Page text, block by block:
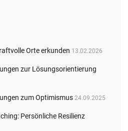
Orte erkunden 13.02.2026
zur Lösungsorientierung
zum Optimismus 24.09.2025
Persönliche Resilienz